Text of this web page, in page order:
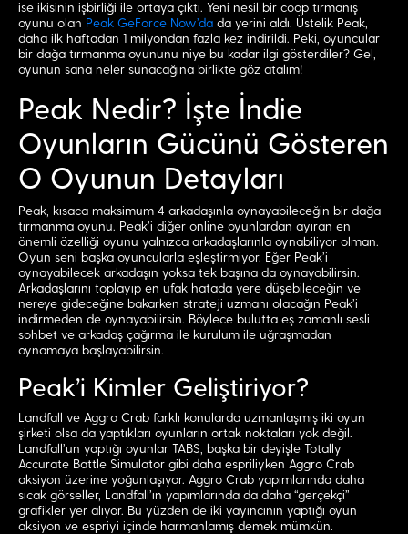
ise ikisinin işbirliği ile ortaya çıktı. Yeni nesil bir coop tırmanış
oyunu olan Peak GeForce Now’da da yerini aldı. Üstelik Peak,
daha ilk haftadan 1 milyondan fazla kez indirildi. Peki, oyuncular
bir dağa tırmanma oyununu niye bu kadar ilgi gösterdiler? Gel,
oyunun sana neler sunacağına birlikte göz atalım!
Peak Nedir? İşte İndie
Oyunların Gücünü Gösteren
O Oyunun Detayları
Peak, kısaca maksimum 4 arkadaşınla oynayabileceğin bir dağa
tırmanma oyunu. Peak’i diğer online oyunlardan ayıran en
önemli özelliği oyunu yalnızca arkadaşlarınla oynabiliyor olman.
Oyun seni başka oyuncularla eşleştirmiyor. Eğer Peak’i
oynayabilecek arkadaşın yoksa tek başına da oynayabilirsin.
Arkadaşlarını toplayıp en ufak hatada yere düşebileceğin ve
nereye gideceğine bakarken strateji uzmanı olacağın Peak’i
indirmeden de oynayabilirsin. Böylece bulutta eş zamanlı sesli
sohbet ve arkadaş çağırma ile kurulum ile uğraşmadan
oynamaya başlayabilirsin.
Peak’i Kimler Geliştiriyor?
Landfall ve Aggro Crab farklı konularda uzmanlaşmış iki oyun
şirketi olsa da yaptıkları oyunların ortak noktaları yok değil.
Landfall’un yaptığı oyunlar TABS, başka bir deyişle Totally
Accurate Battle Simulator gibi daha espriliyken Aggro Crab
aksiyon üzerine yoğunlaşıyor. Aggro Crab yapımlarında daha
sıcak görseller, Landfall’ın yapımlarında da daha “gerçekçi”
grafikler yer alıyor. Bu yüzden de iki yayıncının yaptığı oyun
aksiyon ve espriyi içinde harmanlamış demek mümkün.